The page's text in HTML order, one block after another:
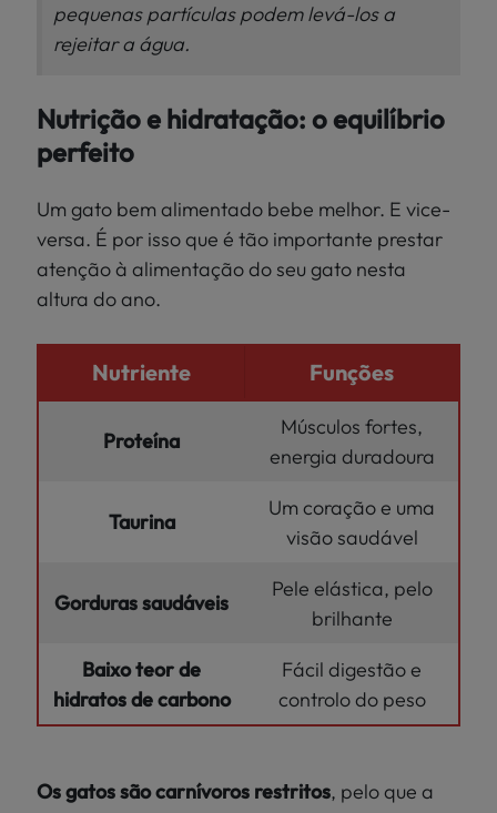
pequenas partículas podem levá-los a
rejeitar a água.
Nutrição e hidratação: o equilíbrio
perfeito
Um gato bem alimentado bebe melhor. E vice-
versa. É por isso que é tão importante prestar
atenção à alimentação do seu gato nesta
altura do ano.
Nutriente Funções
Proteína
Músculos fortes,
energia duradoura
Taurina
Um coração e uma
visão saudável
Gorduras saudáveis
Pele elástica, pelo
brilhante
Baixo teor de
hidratos de carbono
Fácil digestão e
controlo do peso
Os gatos são carnívoros restritos, pelo que a